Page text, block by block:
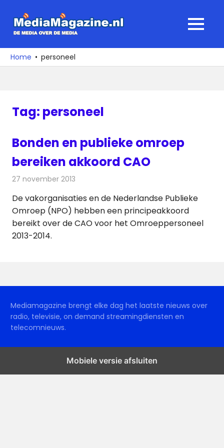
naar
media
over
MENU
Home personeel
Tag: personeel
Bonden en publieke omroep
bereiken akkoord CAO
27 november 2013
De vakorganisaties en de Nederlandse Publieke
Omroep (NPO) hebben een principeakkoord
bereikt over de CAO voor het Omroeppersoneel
2013-2014.
Mediamagazine brengt elke dag het laatste nieuws over
radio, televisie, on demand streamingdiensten en
telecomnieuws.
Mobiele versie afsluiten